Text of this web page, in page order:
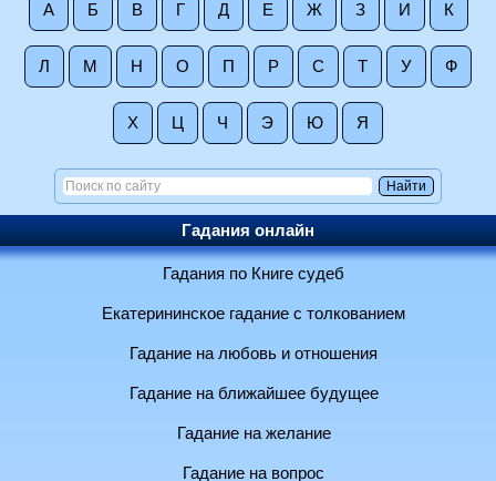
А Б В Г Д Е Ж З И К
Л М Н О П Р С Т У Ф
Х Ц Ч Э Ю Я
Гадания онлайн
Гадания по Книге судеб
Екатерининское гадание с толкованием
Гадание на любовь и отношения
Гадание на ближайшее будущее
Гадание на желание
Гадание на вопрос